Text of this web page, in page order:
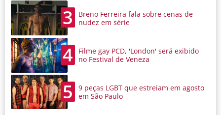
3
Breno Ferreira fala sobre cenas de
nudez em série
4
Filme gay PCD, 'London' será exibido
no Festival de Veneza
5
9 peças LGBT que estreiam em agosto
em São Paulo